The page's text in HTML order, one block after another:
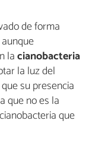
de forma
lacianobacteria
la luz del
su presencia
que no es la
que